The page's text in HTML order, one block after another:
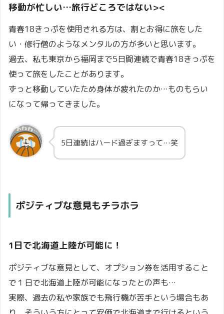
移動が忙しい…旅行どころではない><
青春18きっぷを使用される方は、割とお得に旅をした
い・修行僧のようなメンタルの方が多いと思います。
過去、私も東京から福岡まで5日間連続で青春18きっぷを
使って旅をしたことがあります。
ずっと移動していたため身体が疲れたのか…ものもらい
になって帰ってきました。
5日連続はハード過ぎますって…笑
ポジティブな意見もチラホラ
1日で北海道上陸が可能に！
ポジティブな意見として、オプション券を活用すること
で１日で北海道上陸が可能になったとの声も…
実際、過去の私や家族でも飛行機が苦手という場合もあ